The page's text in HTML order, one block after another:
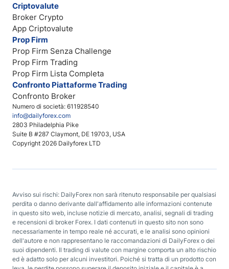
Numero di società: 611928540
info@dailyforex.com
2803 Philadelphia Pike
Suite B #287 Claymont, DE 19703, USA
Copyright 2026 Dailyforex LTD
Criptovalute
Broker Crypto
App Criptovalute
Prop Firm
Prop Firm Senza Challenge
Prop Firm Trading
Prop Firm Lista Completa
Confronto Piattaforme Trading
Confronto Broker
Avviso sui rischi: DailyForex non sarà ritenuto responsabile per qualsiasi
perdita o danno derivante dall'affidamento alle informazioni contenute
in questo sito web, incluse notizie di mercato, analisi, segnali di trading
e recensioni di broker Forex. I dati contenuti in questo sito non sono
necessariamente in tempo reale né accurati, e le analisi sono opinioni
dell'autore e non rappresentano le raccomandazioni di DailyForex o dei
suoi dipendenti. Il trading di valute con margine comporta un alto rischio
ed è adatto solo per alcuni investitori. Poiché si tratta di un prodotto con